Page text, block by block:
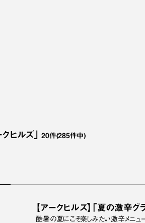
ヒルズ」 20件(285件中)
【アークヒルズ】「夏の激辛
酷暑の夏にこそ楽しみたい激辛メニュ